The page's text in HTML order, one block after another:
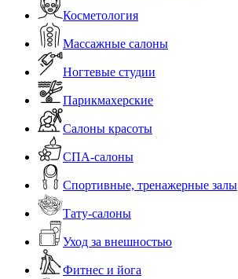
Косметология
Массажные салоны
Ногтевые студии
Парикмахерские
Салоны красоты
СПА-салоны
Спортивные, тренажерные залы
Тату-салоны
Уход за внешностью
Фитнес и йога